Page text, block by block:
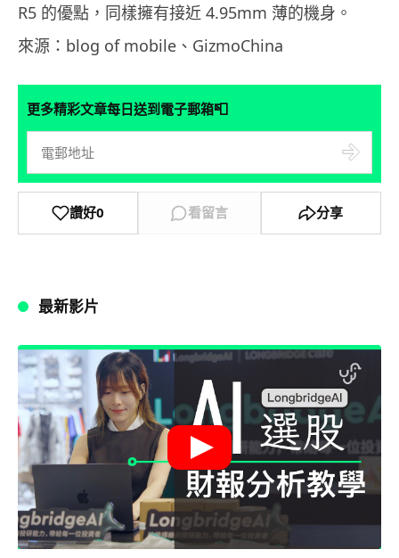
R5 的優點，同樣擁有接近 4.95mm 薄的機身。
來源：blog of mobile、GizmoChina
更多精彩文章每日送到電子郵箱📮
讚好0 看留言 分享
最新影片